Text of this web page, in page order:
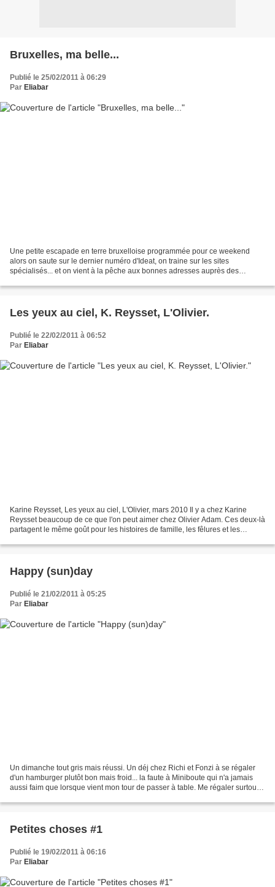
Bruxelles, ma belle...
Publié le 25/02/2011 à 06:29
Par Eliabar
Une petite escapade en terre bruxelloise programmée pour ce weekend
alors on saute sur le dernier numéro d'Ideat, on traine sur les sites
spécialisés... et on vient à la pêche aux bonnes adresses auprès des
Les yeux au ciel, K. Reysset, L'Olivier.
Publié le 22/02/2011 à 06:52
Par Eliabar
Karine Reysset, Les yeux au ciel, L'Olivier, mars 2010 Il y a chez Karine
Reysset beaucoup de ce que l'on peut aimer chez Olivier Adam. Ces deux-là
partagent le même goût pour les histoires de famille, les fêlures et les
Happy (sun)day
Publié le 21/02/2011 à 05:25
Par Eliabar
Un dimanche tout gris mais réussi. Un déj chez Richi et Fonzi à se régaler
d'un hamburger plutôt bon mais froid... la faute à Miniboute qui n'a jamais
aussi faim que lorsque vient mon tour de passer à table. Me régaler surtout à
Petites choses #1
Publié le 19/02/2011 à 06:16
Par Eliabar